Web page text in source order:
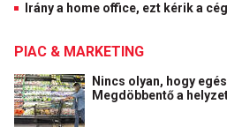
Irány a home office, ezt kérik a
PIAC & MARKETING
Nincs olyan, hogy
Megdöbbentő a